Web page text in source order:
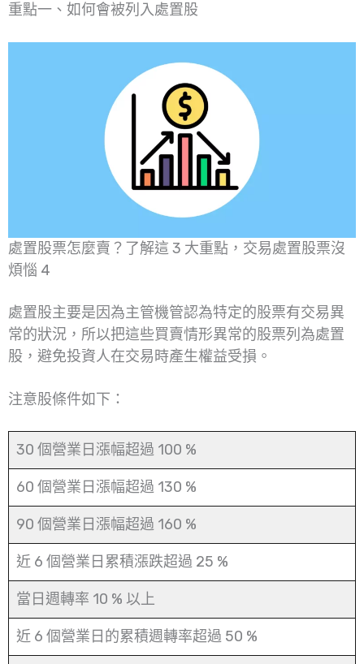
重點一、如何會被列入處置股
處置股票怎麼賣？了解這 3 大重點，交易處置股票沒
煩惱 4
處置股主要是因為主管機管認為特定的股票有交易異
常的狀況，所以把這些買賣情形異常的股票列為處置
股，避免投資人在交易時產生權益受損。
注意股條件如下：
30 個營業日漲幅超過 100 %
60 個營業日漲幅超過 130 %
90 個營業日漲幅超過 160 %
近 6 個營業日累積漲跌超過 25 %
當日週轉率 10 % 以上
近 6 個營業日的累積週轉率超過 50 %